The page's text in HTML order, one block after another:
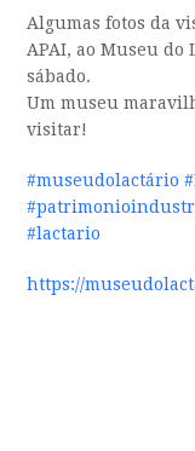
Algumas fotos da
APAI, ao Museu do
sábado.
Um museu
visitar!
#museudolactário
#lactario
https://